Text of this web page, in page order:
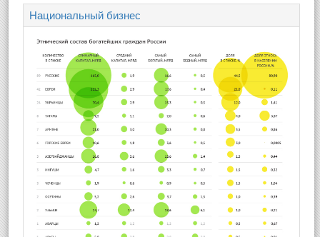
Национальный бизнес